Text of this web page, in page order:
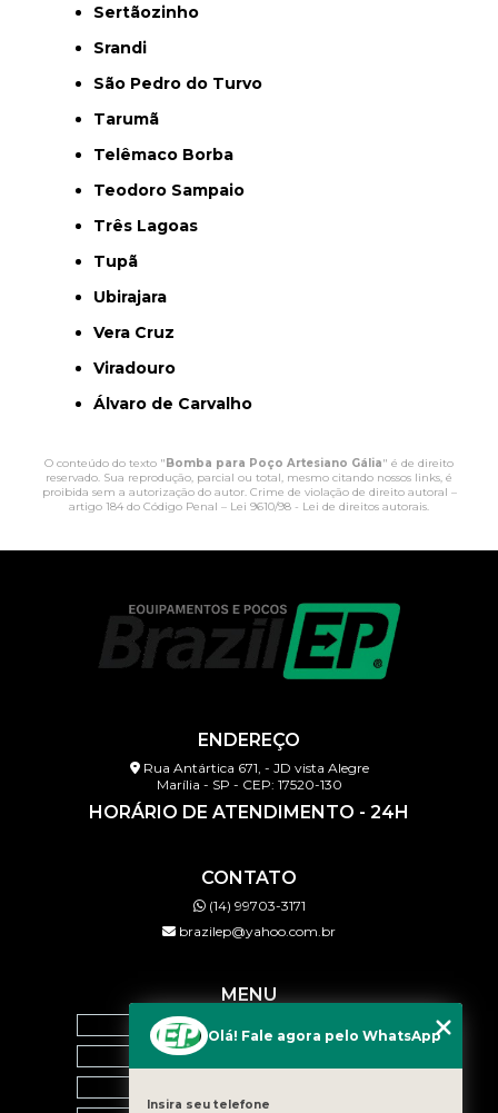
Sertãozinho
Srandi
São Pedro do Turvo
Tarumã
Telêmaco Borba
Teodoro Sampaio
Três Lagoas
Tupã
Ubirajara
Vera Cruz
Viradouro
Álvaro de Carvalho
O conteúdo do texto "Bomba para Poço Artesiano Gália" é de direito
reservado. Sua reprodução, parcial ou total, mesmo citando nossos links, é
proibida sem a autorização do autor. Crime de violação de direito autoral –
artigo 184 do Código Penal – Lei 9610/98 - Lei de direitos autorais.
ENDEREÇO
Rua Antártica 671, - JD vista Alegre
Marília - SP - CEP: 17520-130
HORÁRIO DE ATENDIMENTO - 24H
CONTATO
(14) 99703-3171
brazilep@yahoo.com.br
MENU
HOME
Olá! Fale agora pelo WhatsApp
Insira seu telefone